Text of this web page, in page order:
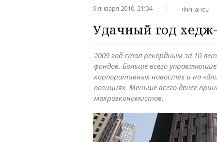
9 января 2010, 21:04 Финансы
Удачный год
2009 год стал рекордным за 10
фондов. Больше всего
корпоративных новостях и на
позициях. Меньше всего денег
макроэкономистов.